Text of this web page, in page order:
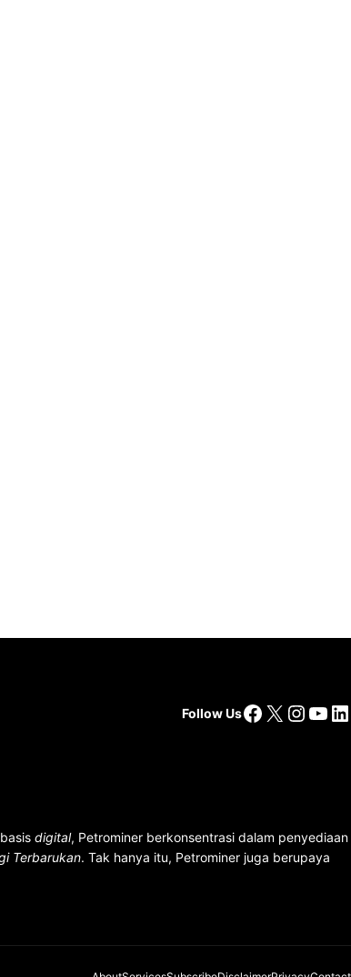
Follow UsFacebook
X
digital, Petrominer berkonsentrasi dalam penyediaan
Terbarukan. Tak hanya itu, Petrominer juga berupaya